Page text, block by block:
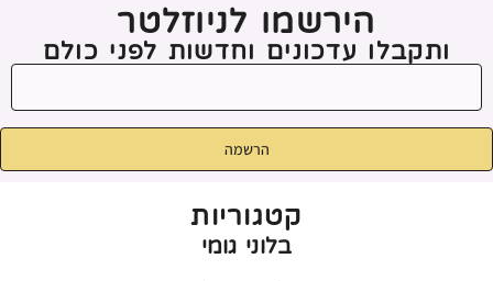
הירשמו לניוזלטר
ותקבלו עדכונים וחדשות לפני כולם
הרשמה
קטגוריות
בלוני גומי